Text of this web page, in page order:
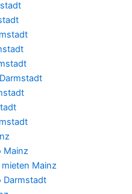
Mainz
Mainz
Darmstadt